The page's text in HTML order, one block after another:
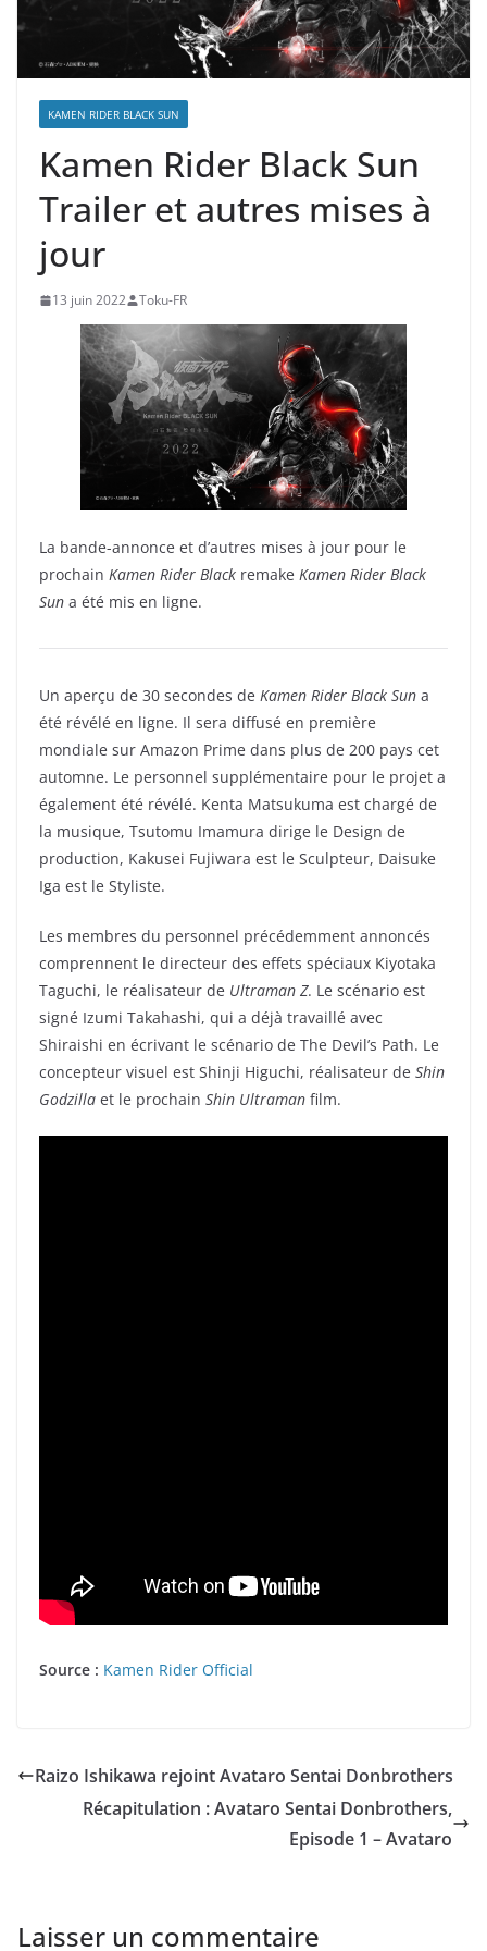
KAMEN RIDER BLACK SUN
Kamen Rider Black Sun
Trailer et autres mises à
jour
13 juin 2022 Toku-FR
La bande-annonce et d’autres mises à jour pour le
prochain Kamen Rider Black remake Kamen Rider Black
Sun a été mis en ligne.
Un aperçu de 30 secondes de Kamen Rider Black Sun a
été révélé en ligne. Il sera diffusé en première
mondiale sur Amazon Prime dans plus de 200 pays cet
automne. Le personnel supplémentaire pour le projet a
également été révélé. Kenta Matsukuma est chargé de
la musique, Tsutomu Imamura dirige le Design de
production, Kakusei Fujiwara est le Sculpteur, Daisuke
Iga est le Styliste.
Les membres du personnel précédemment annoncés
comprennent le directeur des effets spéciaux Kiyotaka
Taguchi, le réalisateur de Ultraman Z. Le scénario est
signé Izumi Takahashi, qui a déjà travaillé avec
Shiraishi en écrivant le scénario de The Devil’s Path. Le
concepteur visuel est Shinji Higuchi, réalisateur de Shin
Godzilla et le prochain Shin Ultraman film.
Source : Kamen Rider Official
Raizo Ishikawa rejoint Avataro Sentai Donbrothers
Récapitulation : Avataro Sentai Donbrothers,
Episode 1 – Avataro
Laisser un commentaire